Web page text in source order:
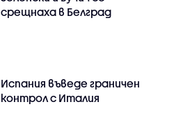
срещнаха в Белград
Испания въведе граничен
контрол с Италия